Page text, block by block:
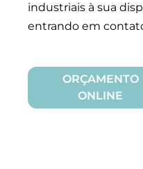
industriais à sua
entrando em
ORÇAMENTO
ONLINE